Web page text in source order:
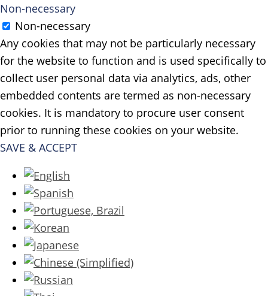
Non-necessary
Non-necessary
Any cookies that may not be particularly necessary
for the website to function and is used specifically to
collect user personal data via analytics, ads, other
embedded contents are termed as non-necessary
cookies. It is mandatory to procure user consent
prior to running these cookies on your website.
SAVE & ACCEPT